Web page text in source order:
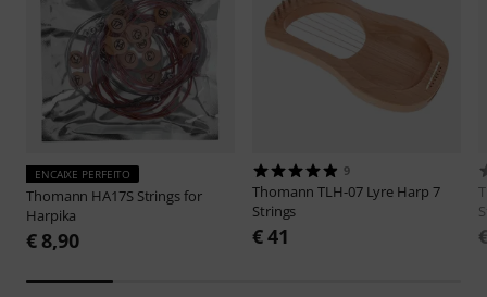
ENCAIXE PERFEITO
Thomann HA17S Strings for
Harpika
€ 8,90
9
ThomannTLH-07 Lyre Harp 7
Strings
€ 41